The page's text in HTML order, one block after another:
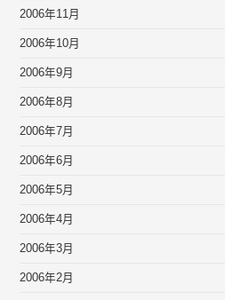
2006年11月
2006年10月
2006年9月
2006年8月
2006年7月
2006年6月
2006年5月
2006年4月
2006年3月
2006年2月